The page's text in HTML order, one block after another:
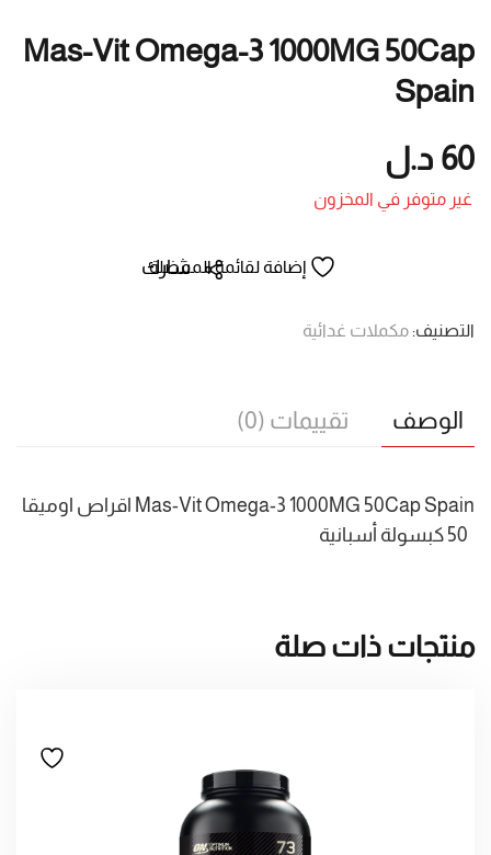
Mas-Vit Omega-3 1000MG 50Cap
Spain
60 د.ل
غير متوفر في المخزون
إضافة لقائمة المفضلة
شارك
التصنيف: مكملات غدائية
الوصف تقييمات (0)
Mas-Vit Omega-3 1000MG 50Cap Spain اقراص اوميقا
منتجات ذات صلة